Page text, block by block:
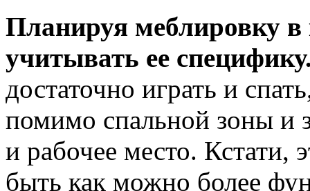
Планируя меблировку в
учитывать ее
достаточно играть и
помимо спальной зоны и
и рабочее место. Кстати,
быть как можно более